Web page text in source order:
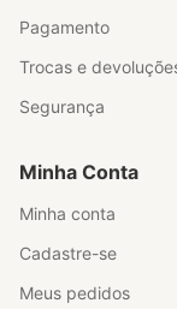
Pagamento
Trocas e
Segurança
Minha Conta
Minha conta
Cadastre-se
Meus pedidos